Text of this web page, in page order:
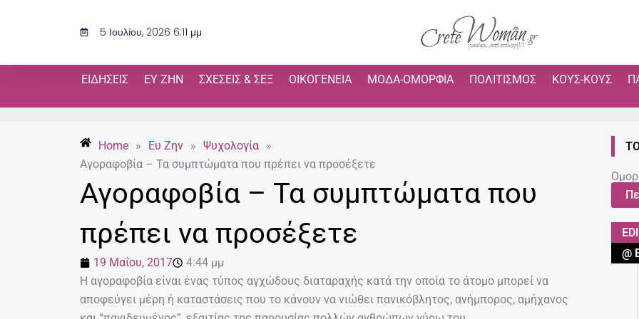
5 Ιουλίου, 2026 6:11 μμ
ΕΙΔΉΣΕΙΣ ΕΥ ΖΗΝ ΣΧΈΣΕΙΣ & ΣΕΞ ΟΙΚΟΓΈΝΕΙΑ ΜΌΔΑ-ΟΜΟΡΦΙΆ ΠΟΛΙΤΙΣΜΌΣ ΚΟΥΣ-ΚΟΥΣ
Home » Ευ Ζην » Ψυχολογία »
Αγοραφοβία – Τα συμπτώματα που πρέπει να προσέξετε
Αγοραφοβία – Τα συμπτώματα που
πρέπει να προσέξετε
19 Μαΐου, 2017
4:44 μμ
Η αγοραφοβία είναι ένας τύπος αγχώδους διαταραχής κατά την οποία το άτομο μπορεί να
αποφεύγει μέρη ή καταστάσεις που το κάνουν να νιώθει πανικόβλητος, ανήμπορος, αμήχανος
@